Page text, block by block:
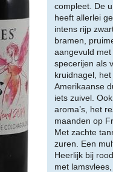
compleet. De
heeft allerlei
intens rijp
bramen,
aangevuld
specerijen als
kruidnagel,
Amerikaanse
iets zuivel.
aroma’s, het
maanden op
Met zachte
zuren. Een
Heerlijk bij
met